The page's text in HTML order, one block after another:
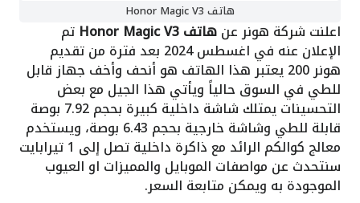
هاتف Honor Magic V3
اعلنت شركة هونر عنهاتف Honor Magic V3 تم
الإعلان عنه في اغسطس 2024 بعد فترة من تقديم
هونر 200 يعتبر هذا الهاتف هو أنحف وأخف جهاز قابل
للطي في السوق حالياً ويأتي هذا الجيل مع بعض
التحسينات يمتلك شاشة داخلية كبيرة بحجم 7.92 بوصة
قابلة للطي وشاشة خارجية بحجم 6.43 بوصة، ويستخدم
معالج كوالكم الرائد مع ذاكرة داخلية تصل إلى 1 تيرابايت
سنتحدث عن مواصفات الموبايل والمميزات او العيوب
الموجودة به ويمكن متابعة السعر.